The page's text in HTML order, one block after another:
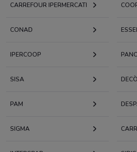
CARREFOUR IPERMERCATI
CONAD
IPERCOOP
SISA DECÒ
PAM
SIGMA